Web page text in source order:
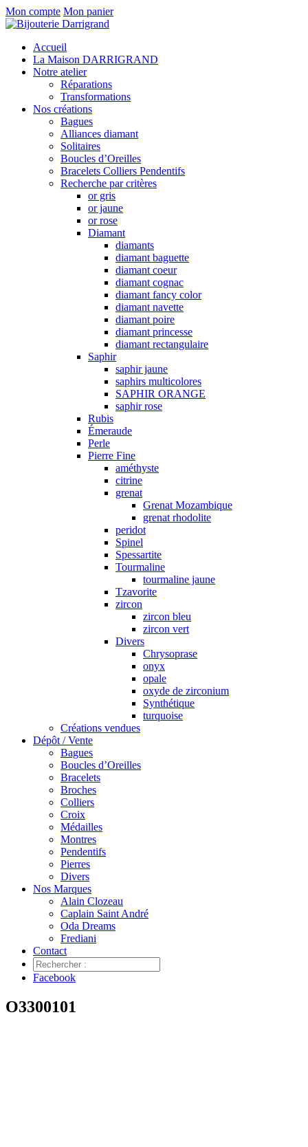
Mon compte Mon panier
Accueil
La Maison DARRIGRAND
Notre atelier
Réparations
Transformations
Nos créations
Bagues
Alliances diamant
Solitaires
Boucles d’Oreilles
Bracelets Colliers Pendentifs
Recherche par critères
or gris
or jaune
or rose
Diamant
diamants
diamant baguette
diamant coeur
diamant cognac
diamant fancy color
diamant navette
diamant poire
diamant princesse
diamant rectangulaire
Saphir
saphir jaune
saphirs multicolores
SAPHIR ORANGE
saphir rose
Rubis
Émeraude
Perle
Pierre Fine
améthyste
citrine
grenat
Grenat Mozambique
grenat rhodolite
peridot
Spinel
Spessartite
Tourmaline
tourmaline jaune
Tzavorite
zircon
zircon bleu
zircon vert
Divers
Chrysoprase
onyx
opale
oxyde de zirconium
Synthétique
turquoise
Créations vendues
Dépôt / Vente
Bagues
Boucles d’Oreilles
Bracelets
Broches
Colliers
Croix
Médailles
Montres
Pendentifs
Pierres
Divers
Nos Marques
Alain Clozeau
Caplain Saint André
Oda Dreams
Frediani
Contact
Facebook
O3300101